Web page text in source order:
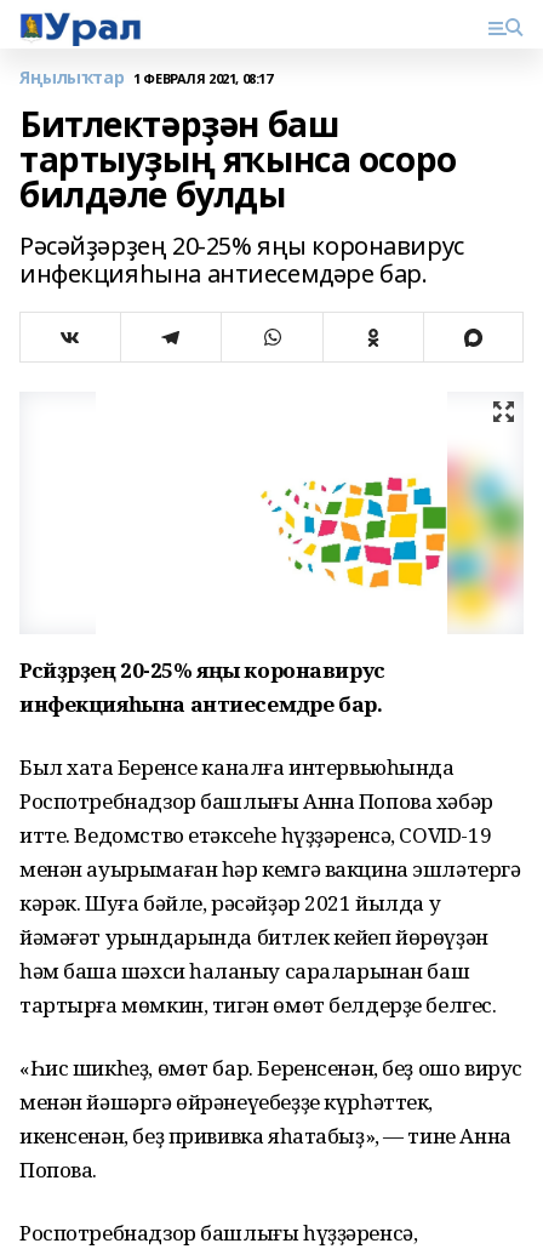
Яңылыҡтар 1 ФЕВРАЛЯ 2021, 08:17
Битлектәрҙән баш
тартыуҙың яҡынса осоро
билдәле булды
Рәсәйҙәрҙең 20-25% яңы коронавирус
инфекцияһына антиесемдәре бар.
Рәсәйҙәрҙең 20-25% яңы коронавирус
инфекцияһына антиесемдәре бар.
Был хаҡта Беренсе каналға интервьюһында
Роспотребнадзор башлығы Анна Попова хәбәр
итте. Ведомство етәксеһе һүҙҙәренсә, COVID-19
менән ауырымаған һәр кемгә вакцина эшләтергә
кәрәк. Шуға бәйле, рәсәйҙәр 2021 йылда уҡ
йәмәғәт урындарында битлек кейеп йөрөүҙән
һәм башҡа шәхси һаҡланыу сараларынан баш
тартырға мөмкин, тигән өмөт белдерҙе белгес.
«Һис шикһеҙ, өмөт бар. Беренсенән, беҙ ошо вирус
менән йәшәргә өйрәнеүебеҙҙе күрһәттек,
икенсенән, беҙ прививка яһатабыҙ», — тине Анна
Попова.
Роспотребнадзор башлығы һүҙҙәренсә,